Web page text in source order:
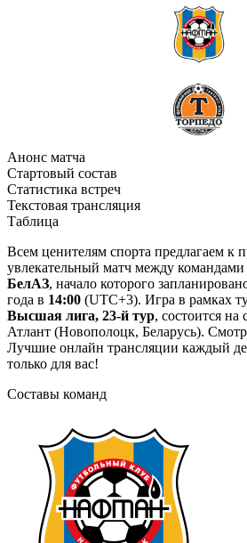
Анонс матча
Стартовый состав
Статистика встреч
Текстовая трансляция
Таблица
Всем ценителям спорта предлагаем к
увлекательный матч между командами
БелАЗ, начало которого
года в 14:00 (UTC+3). Игра в рамках
Высшая лига, 23-й тур, состоится на
Атлант (Новополоцк, Беларусь).
Лучшие онлайн трансляции каждый
только для вас!
Составы команд